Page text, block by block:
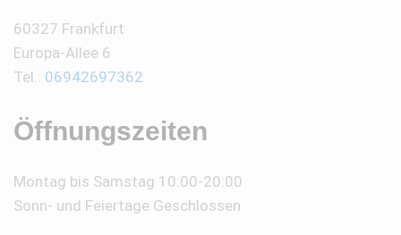
60327 Frankfurt
Europa-Allee 6
Tel.: 06942697362
Öffnungszeiten
Montag bis Samstag 10:00-20:00
Sonn- und Feiertage Geschlossen